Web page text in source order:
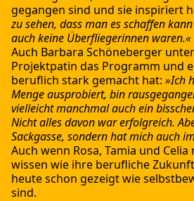
gegangen sind und sie inspiriert
zu sehen, dass man es schaffen
auch keine Überfliegerinnen waren.«
Auch Barbara Schöneberger
Projektpatin das Programm und
beruflich stark gemacht hat: »Ich
Menge ausprobiert, bin
vielleicht manchmal auch ein
Nicht alles davon war erfolgreich.
Sackgasse, sondern hat mich auch
Auch wenn Rosa, Tamia und
wissen wie ihre berufliche
heute schon gezeigt wie
sind.